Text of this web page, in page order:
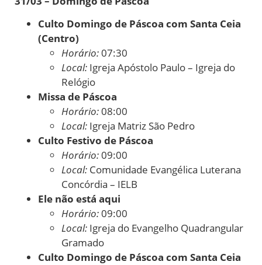
Culto Domingo de Páscoa com Santa Ceia
(Centro)
Horário:07:30
Local: Igreja Apóstolo Paulo – Igreja do
Relógio
Missa de Páscoa
Horário:08:00
Local: Igreja Matriz São Pedro
Culto Festivo de Páscoa
Horário:09:00
Local: Comunidade Evangélica Luterana
Concórdia – IELB
Ele não está aqui
Horário:09:00
Local: Igreja do Evangelho Quadrangular
Gramado
Culto Domingo de Páscoa com Santa Ceia